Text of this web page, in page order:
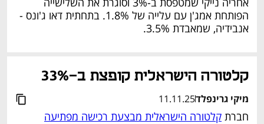
הפותחת אמג'ן עם עלייה של 1.8%. בתחתית דאו ג'ונס -
אנבידיה, שמאבדת 3.5%.
קלטורה הישראלית קופצת ב-33%
מיקי גרינפלד11.11.25
חברת קלטורה הישראלית מבצעת רכישה מפתיעה